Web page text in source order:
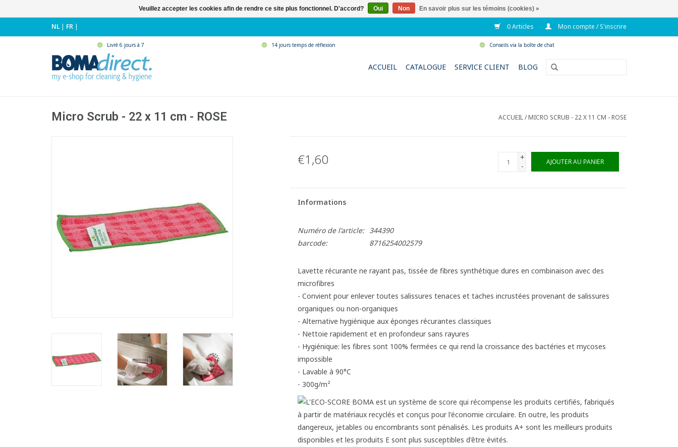
NL| FR | 0 Articles Mon compte / S'inscrire
Livré 6 jours à 7 14 jours temps de réflexion Conseils via la boîte de chat
ACCUEIL CATALOGUE SERVICE CLIENT BLOG
Micro Scrub - 22 x 11 cm - ROSE ACCUEIL/MICRO SCRUB - 22 X 11 CM - ROSE
€1,60
+
-
AJOUTER AU PANIER
Informations
Numéro de l'article:
344390
barcode:
8716254002579
Lavette récurante ne rayant pas, tissée de fibres synthétique dures en combinaison avec des
microfibres
- Convient pour enlever toutes salissures tenaces et taches incrustées provenant de salissures
organiques ou non-organiques
- Alternative hygiénique aux éponges récurantes classiques
- Nettoie rapidement et en profondeur sans rayures
- Hygiénique: les fibres sont 100% fermées ce qui rend la croissance des bactéries et mycoses
impossible
- Lavable à 90°C
- 300g/m²
Veuillez accepter les cookies afin de rendre ce site plus fonctionnel. D'accord? Oui Non En savoir plus sur les témoins (cookies) »